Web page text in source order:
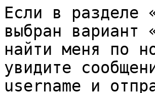
Если в разделе
выбран вариант
найти меня по
увидите
username и